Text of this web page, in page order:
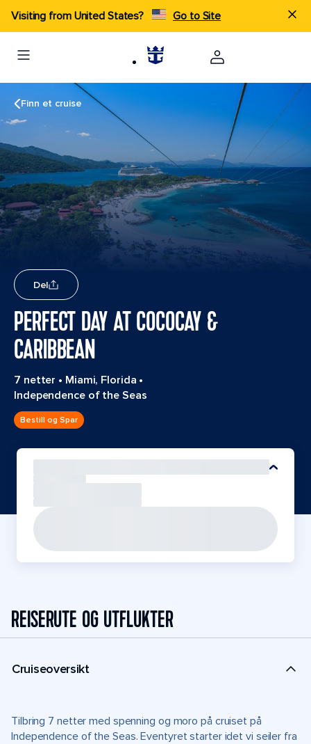
Visiting from United States? Go to Site
Finn et cruise
Del
PERFECT DAY AT COCOCAY &
CARIBBEAN
7 netter • Miami, Florida •
Independence of the Seas
Bestill og Spar
REISERUTE OG UTFLUKTER
Cruiseoversikt
Tilbring 7 netter med spenning og moro på cruiset på
Independence of the Seas. Eventyret starter idet vi seiler fra